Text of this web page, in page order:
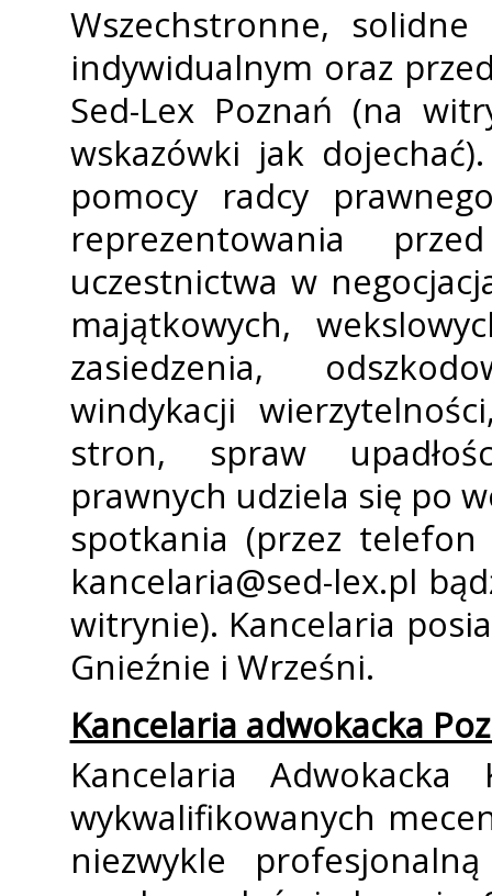
Wszechstronne,
indywidualnym oraz
Sed-Lex Poznań (na
wskazówki jak
pomocy radcy
reprezentowania
uczestnictwa w
majątkowych,
zasiedzenia,
windykacji
stron, spraw
prawnych udziela się po
spotkania (przez
kancelaria@sed-lex.pl
witrynie). Kancelaria
Gnieźnie i Wrześni.
Kancelaria adwokacka
Kancelaria Adwokacka
wykwalifikowanych
niezwykle